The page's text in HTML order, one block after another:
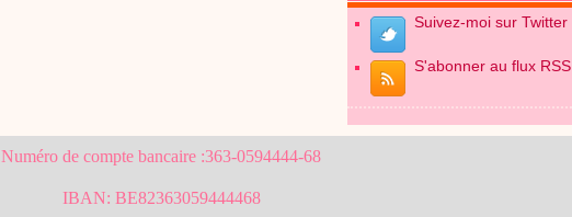
Suivez-moi sur Twitter
S'abonner au flux RSS
Numéro de compte bancaire :363-0594444-68
IBAN: BE82363059444468